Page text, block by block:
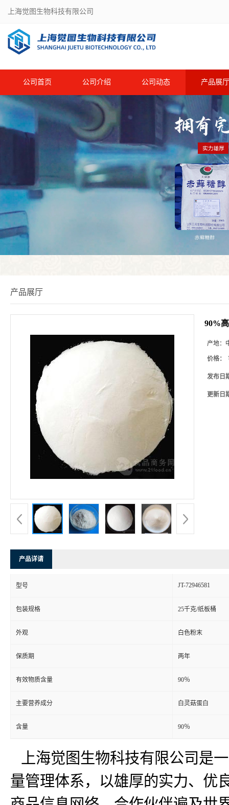
上海觉图生物科技有限公司
公司首页 公司介绍 公司动态 产品展厅
产品展厅
90%
产地：
价格：
发布日
更新日
产品详请
型号 JT-72946581
包装规格 25千克/纸板桶
外观 白色粉末
保质期 两年
有效物质含量 90％
主要营养成分 白灵菇蛋白
含量 90％
上海觉图生物科技有限公司是
量管理体系，以雄厚的实力、优